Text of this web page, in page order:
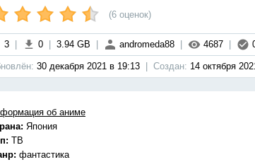
(6 оценок)
3 0 3.94 GB andromeda88 4687
30 декабря 2021 в 19:13 Cоздан: 14 октября
об аниме
Япония
ТВ
фантастика